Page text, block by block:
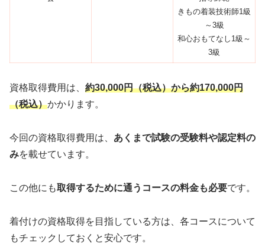
きもの着装技術師1級
～3級
和心おもてなし1級～
3級
資格取得費用は、 約30,000円（税込）から約170,000円
（税込）かかります。
今回の資格取得費用は、 あくまで試験の受験料や認定料の
みを載せています。
この他にも取得するために通うコースの料金も必要です。
着付けの資格取得を目指している方は、各コースについて
もチェックしておくと安心です。